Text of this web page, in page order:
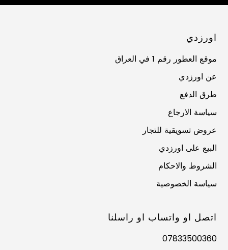
اورزدي
موقع العطور رقم 1 في العراق
عن اورزدي
طرق الدفع
سياسة الارجاع
عروض تسويقية للتجار
البيع على اورزدي
الشروط والاحكام
سياسة الخصوصية
اتصل او واتساب او راسلنا
07833500360